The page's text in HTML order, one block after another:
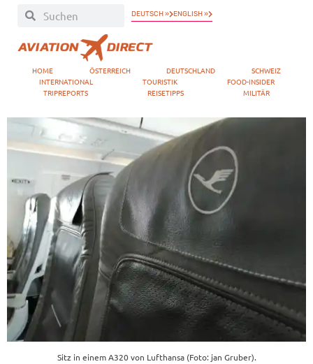
DEUTSCH » ENGLISH »
HOME ÖSTERREICH DEUTSCHLAND
SCHWEIZ
INTERNATIONAL
TOURISTIK
FOOD-INSIDER
TRIPREPORTS
REISETIPPS MILITÄR
Sitz in einem A320 von Lufthansa (Foto: jan Gruber).